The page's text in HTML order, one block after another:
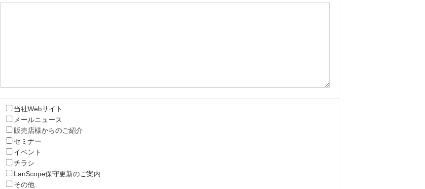
当社Webサイト
メールニュース
販売店様からのご紹介
セミナー
イベント
チラシ
LanScope保守更新のご案内
その他